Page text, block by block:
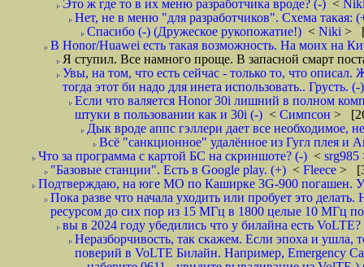
Это ж где то в их меню разработчика вроде? (-) <
Нет, не в меню "для разработчиков". Схема
Спасибо (-) (Дружеское рукопожатие!) < Niki >
В Honor/Huawei есть такая возможность. На моих на
Я ступил. Все намного проще. В запасной смарт
Увы, на том, что есть сейчас - только то, что
тогда этот би надо для инета использовать.. Грусть. (-)
Если что валяется Honor 30i лишний в полном
штуки в пользовании как и 30i (-) < Симпсон >
Дык вроде аппс гэллери дает все необходимое,
Всё "санкционное" удалённое из Гугл плея и
Что за программа с картой БС на скриншоте? (-) < srg985
"Базовые станции". Есть в Google play. (+) < Fleece >
Подтверждаю, на юге МО по Каширке 3G-900 погашен.
Пока разве что начала уходить или пробует это
ресурсом до сих пор из 15 МГц в 1800 целые 10 МГц
вы в 2024 году убедились что у билайна есть
Неразборчивость, так скажем. Если эпоха и ушла,
поверий в VoLTE Билайн. Например, Emergency